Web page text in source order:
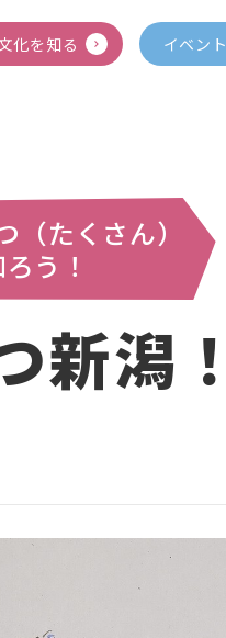
化を知る イベント
たくさん）
う！
新潟！